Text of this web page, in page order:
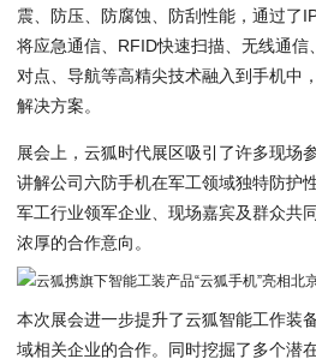
震、防压、防腐蚀、防刮性能，通过了
将应急通信、RFID快速扫描、无线通
对点、导航等高精尖技术融入到手机中
解决方案。
展会上，云狐时代展区吸引了许多现场
讲解公司六防手机在军工领域独特防护
军工行业领军企业、现场嘉宾及群众共
浓厚的合作意向。
本次展会进一步提升了云狐智能工作装
域相关企业的合作。同时挖掘了多个潜